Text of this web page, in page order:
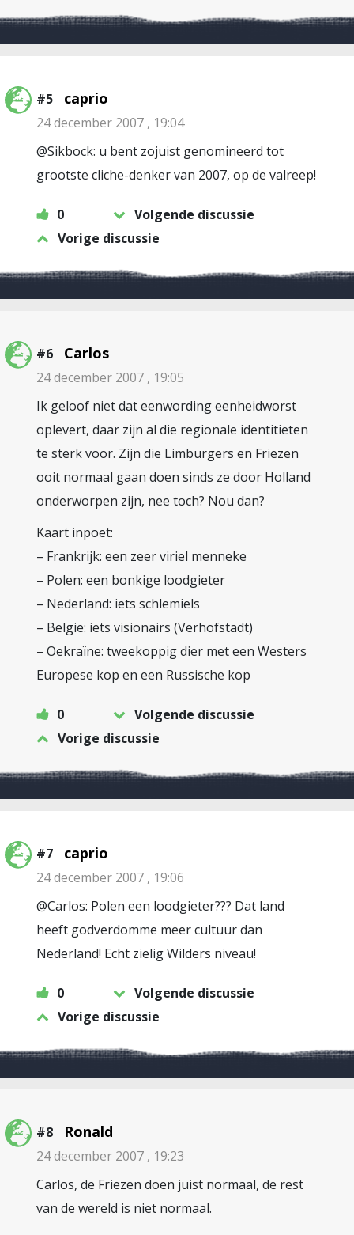
#5 caprio
24 december 2007 , 19:04
@Sikbock: u bent zojuist genomineerd tot
grootste cliche-denker van 2007, op de valreep!
0
Volgende discussie
Vorige discussie
#6 Carlos
24 december 2007 , 19:05
Ik geloof niet dat eenwording eenheidworst
oplevert, daar zijn al die regionale identitieten
te sterk voor. Zijn die Limburgers en Friezen
ooit normaal gaan doen sinds ze door Holland
onderworpen zijn, nee toch? Nou dan?
Kaart inpoet:
– Frankrijk: een zeer viriel menneke
– Polen: een bonkige loodgieter
– Nederland: iets schlemiels
– Belgie: iets visionairs (Verhofstadt)
– Oekraïne: tweekoppig dier met een Westers
Europese kop en een Russische kop
0
Volgende discussie
Vorige discussie
#7 caprio
24 december 2007 , 19:06
@Carlos: Polen een loodgieter??? Dat land
heeft godverdomme meer cultuur dan
Nederland! Echt zielig Wilders niveau!
0
Volgende discussie
Vorige discussie
#8 Ronald
24 december 2007 , 19:23
Carlos, de Friezen doen juist normaal, de rest
van de wereld is niet normaal.